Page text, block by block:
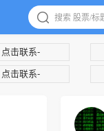
击联系-
击联系-